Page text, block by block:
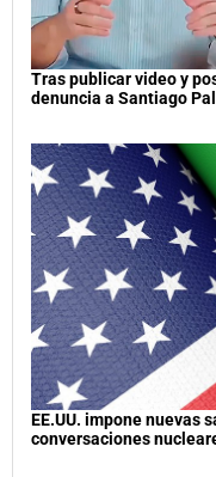
Tras publicar video y
denuncia a Santiago
EE.UU. impone nuevas
conversaciones